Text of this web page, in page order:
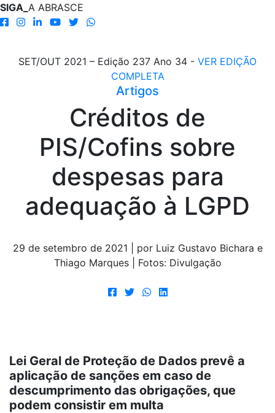
SIGA_ A ABRASCE
SET/OUT 2021 – Edição 237 Ano 34 - VER EDIÇÃO
COMPLETA
Artigos
Créditos de
PIS/Cofins sobre
despesas para
adequação à LGPD
29 de setembro de 2021 | por Luiz Gustavo Bichara e
Thiago Marques | Fotos: Divulgação
Lei Geral de Proteção de Dados prevê a
aplicação de sanções em caso de
descumprimento das obrigações, que
podem consistir em multa